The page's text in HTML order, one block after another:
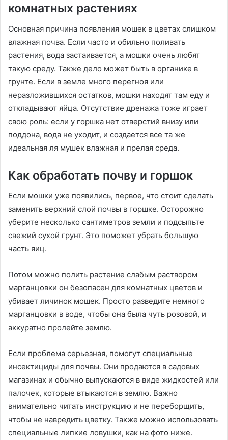
комнатных растениях
Основная причина появления мошек в цветах слишком
влажная почва. Если часто и обильно поливать
растения, вода застаивается, а мошки очень любят
такую среду. Также дело может быть в органике в
грунте. Если в земле много перегноя или
неразложившихся остатков, мошки находят там еду и
откладывают яйца. Отсутствие дренажа тоже играет
свою роль: если у горшка нет отверстий внизу или
поддона, вода не уходит, и создается все та же
идеальная ля мушек влажная и прелая среда.
Как обработать почву и горшок
Если мошки уже появились, первое, что стоит сделать
заменить верхний слой почвы в горшке. Осторожно
уберите несколько сантиметров земли и подсыпьте
свежий сухой грунт. Это поможет убрать большую
часть яиц.
Потом можно полить растение слабым раствором
марганцовки он безопасен для комнатных цветов и
убивает личинок мошек. Просто разведите немного
марганцовки в воде, чтобы она была чуть розовой, и
аккуратно пролейте землю.
Если проблема серьезная, помогут специальные
инсектициды для почвы. Они продаются в садовых
магазинах и обычно выпускаются в виде жидкостей или
палочек, которые втыкаются в землю. Важно
внимательно читать инструкцию и не переборщить,
чтобы не навредить цветку. Также можно использовать
специальные липкие ловушки, как на фото ниже.